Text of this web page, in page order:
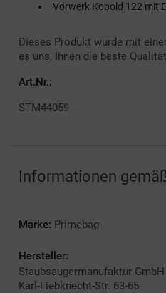
Vorwerk Kobold 122 mit
Dieses Produkt wurde mit
es uns, Ihnen die beste
Art.Nr.:
STM44059
Informationen
Marke: Primebag
Hersteller:
Staubsaugermanufaktur GmbH
Karl-Liebknecht-Str. 63-65